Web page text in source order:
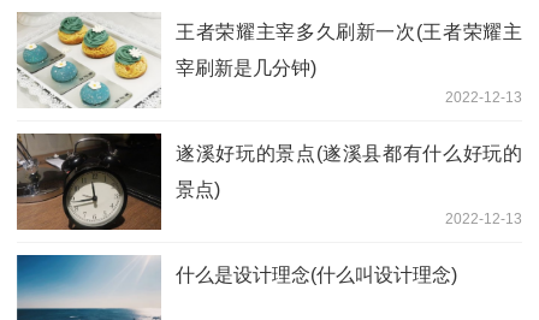
王者荣耀主宰多久刷新一次(王者荣耀主
宰刷新是几分钟)
2022-12-13
遂溪好玩的景点(遂溪县都有什么好玩的
景点)
2022-12-13
什么是设计理念(什么叫设计理念)